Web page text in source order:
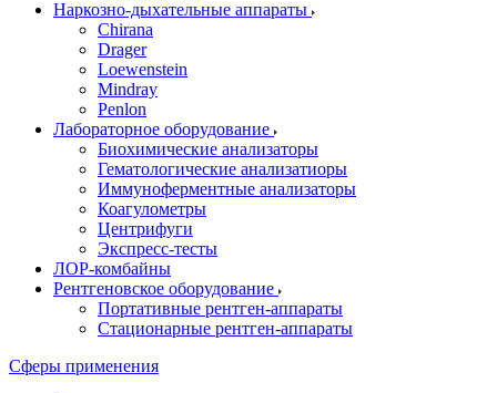
Наркозно-дыхательные аппараты
Chirana
Drager
Loewenstein
Mindray
Penlon
Лабораторное оборудование
Биохимические анализаторы
Гематологические анализатиоры
Иммуноферментные анализаторы
Коагулометры
Центрифуги
Экспресс-тесты
ЛОР-комбайны
Рентгеновское оборудование
Портативные рентген-аппараты
Стационарные рентген-аппараты
Сферы применения